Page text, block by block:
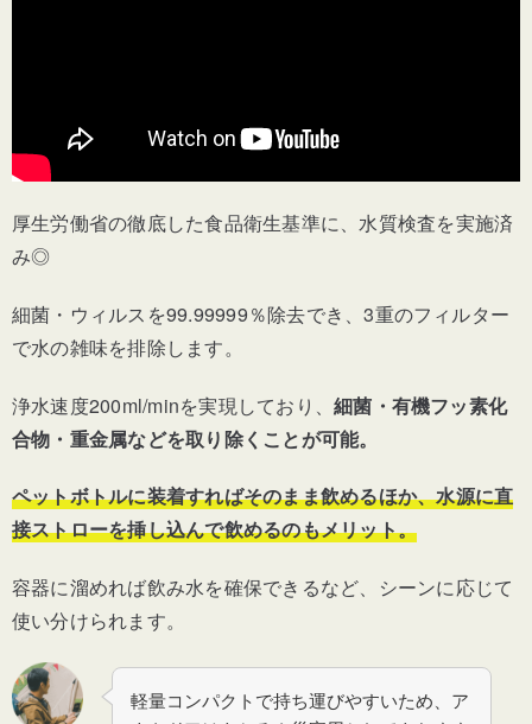
厚生労働省の徹底した食品衛生基準に、水質検査を実施済
み◎
細菌・ウィルスを99.99999％除去でき、3重のフィルター
で水の雑味を排除します。
浄水速度200ml/minを実現しており、細菌・有機フッ素化
合物・重金属などを取り除くことが可能。
ペットボトルに装着すればそのまま飲めるほか、水源に直
接ストローを挿し込んで飲めるのもメリット。
容器に溜めれば飲み水を確保できるなど、シーンに応じて
使い分けられます。
軽量コンパクトで持ち運びやすいため、ア